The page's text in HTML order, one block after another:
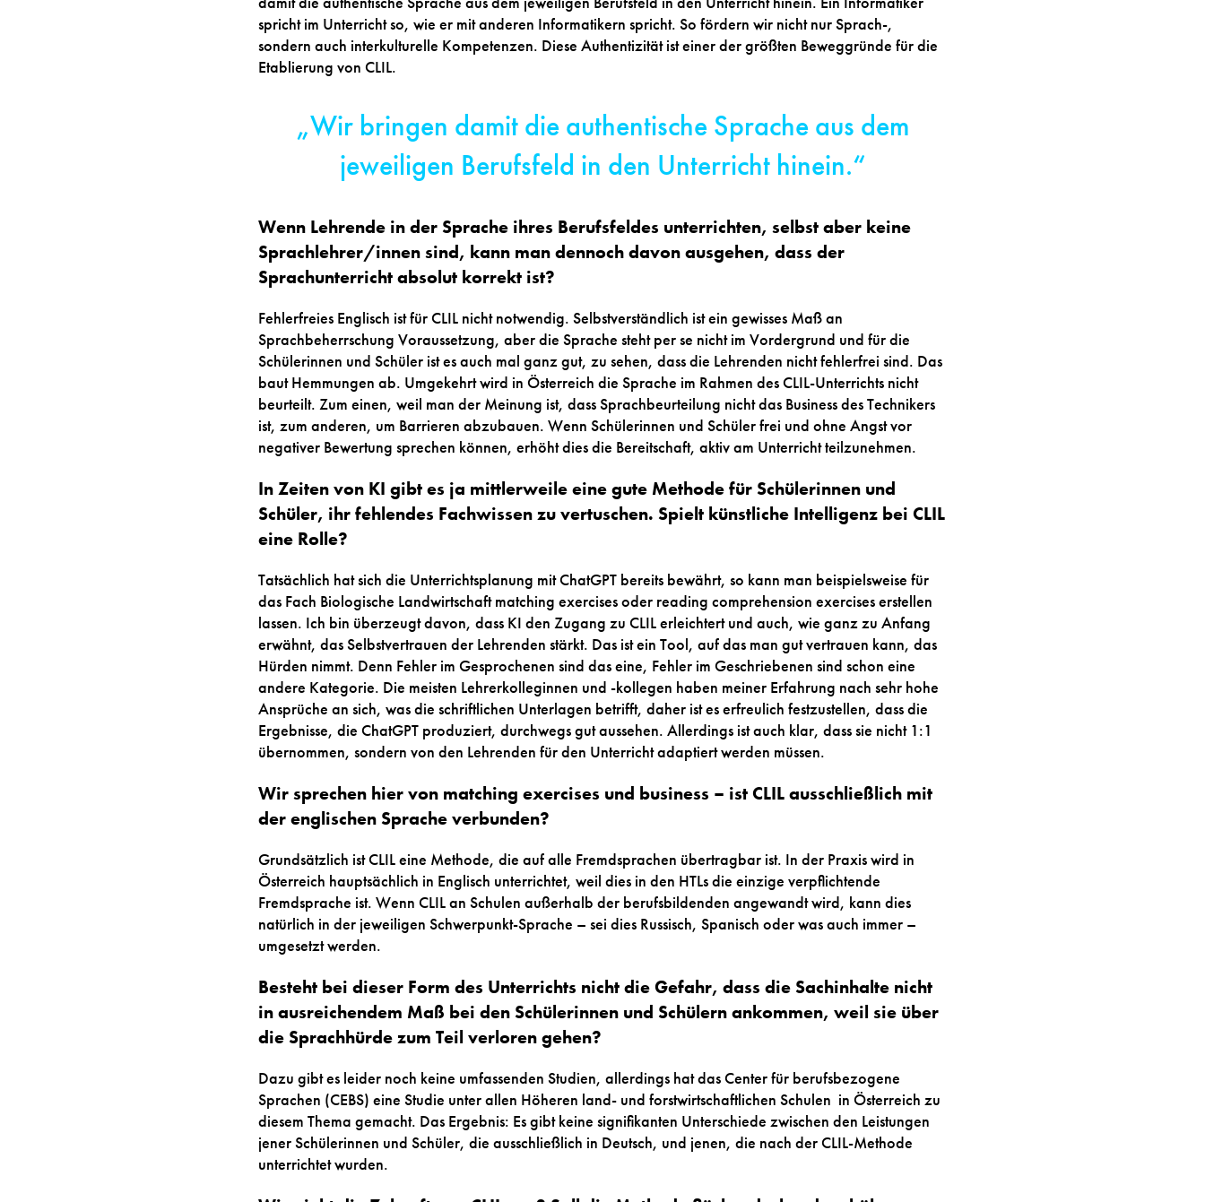
spricht im Unterricht so, wie er mit anderen Informatikern spricht. So fördern wir nicht nur Sprach-,
sondern auch interkulturelle Kompetenzen. Diese Authentizität ist einer der größten Beweggründe für die
Etablierung von CLIL.
„Wir bringen damit die authentische Sprache aus dem
jeweiligen Berufsfeld in den Unterricht hinein.“
Wenn Lehrende in der Sprache ihres Berufsfeldes unterrichten, selbst aber keine
Sprachlehrer/innen sind, kann man dennoch davon ausgehen, dass der
Sprachunterricht absolut korrekt ist?
Fehlerfreies Englisch ist für CLIL nicht notwendig. Selbstverständlich ist ein gewisses Maß an
Sprachbeherrschung Voraussetzung, aber die Sprache steht per se nicht im Vordergrund und für die
Schülerinnen und Schüler ist es auch mal ganz gut, zu sehen, dass die Lehrenden nicht fehlerfrei sind. Das
baut Hemmungen ab. Umgekehrt wird in Österreich die Sprache im Rahmen des CLIL-Unterrichts nicht
beurteilt. Zum einen, weil man der Meinung ist, dass Sprachbeurteilung nicht das Business des Technikers
ist, zum anderen, um Barrieren abzubauen. Wenn Schülerinnen und Schüler frei und ohne Angst vor
negativer Bewertung sprechen können, erhöht dies die Bereitschaft, aktiv am Unterricht teilzunehmen.
In Zeiten von KI gibt es ja mittlerweile eine gute Methode für Schülerinnen und
Schüler, ihr fehlendes Fachwissen zu vertuschen. Spielt künstliche Intelligenz bei CLIL
eine Rolle?
Tatsächlich hat sich die Unterrichtsplanung mit ChatGPT bereits bewährt, so kann man beispielsweise für
das Fach Biologische Landwirtschaft matching exercises oder reading comprehension exercises erstellen
lassen. Ich bin überzeugt davon, dass KI den Zugang zu CLIL erleichtert und auch, wie ganz zu Anfang
erwähnt, das Selbstvertrauen der Lehrenden stärkt. Das ist ein Tool, auf das man gut vertrauen kann, das
Hürden nimmt. Denn Fehler im Gesprochenen sind das eine, Fehler im Geschriebenen sind schon eine
andere Kategorie. Die meisten Lehrerkolleginnen und -kollegen haben meiner Erfahrung nach sehr hohe
Ansprüche an sich, was die schriftlichen Unterlagen betrifft, daher ist es erfreulich festzustellen, dass die
Ergebnisse, die ChatGPT produziert, durchwegs gut aussehen. Allerdings ist auch klar, dass sie nicht 1:1
übernommen, sondern von den Lehrenden für den Unterricht adaptiert werden müssen.
Wir sprechen hier von matching exercises und business – ist CLIL ausschließlich mit
der englischen Sprache verbunden?
Grundsätzlich ist CLIL eine Methode, die auf alle Fremdsprachen übertragbar ist. In der Praxis wird in
Österreich hauptsächlich in Englisch unterrichtet, weil dies in den HTLs die einzige verpflichtende
Fremdsprache ist. Wenn CLIL an Schulen außerhalb der berufsbildenden angewandt wird, kann dies
natürlich in der jeweiligen Schwerpunkt-Sprache – sei dies Russisch, Spanisch oder was auch immer –
umgesetzt werden.
Besteht bei dieser Form des Unterrichts nicht die Gefahr, dass die Sachinhalte nicht
in ausreichendem Maß bei den Schülerinnen und Schülern ankommen, weil sie über
die Sprachhürde zum Teil verloren gehen?
Dazu gibt es leider noch keine umfassenden Studien, allerdings hat das Center für berufsbezogene
Sprachen (CEBS) eine Studie unter allen Höheren land- und forstwirtschaftlichen Schulen in Österreich zu
diesem Thema gemacht. Das Ergebnis: Es gibt keine signifikanten Unterschiede zwischen den Leistungen
jener Schülerinnen und Schüler, die ausschließlich in Deutsch, und jenen, die nach der CLIL-Methode
unterrichtet wurden.